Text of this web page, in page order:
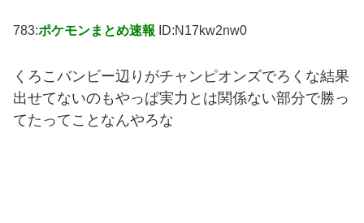
783:ポケモンまとめ速報 ID:N17kw2nw0
くろこバンビー辺りがチャンピオンズでろくな結果
出せてないのもやっぱ実力とは関係ない部分で勝っ
てたってことなんやろな